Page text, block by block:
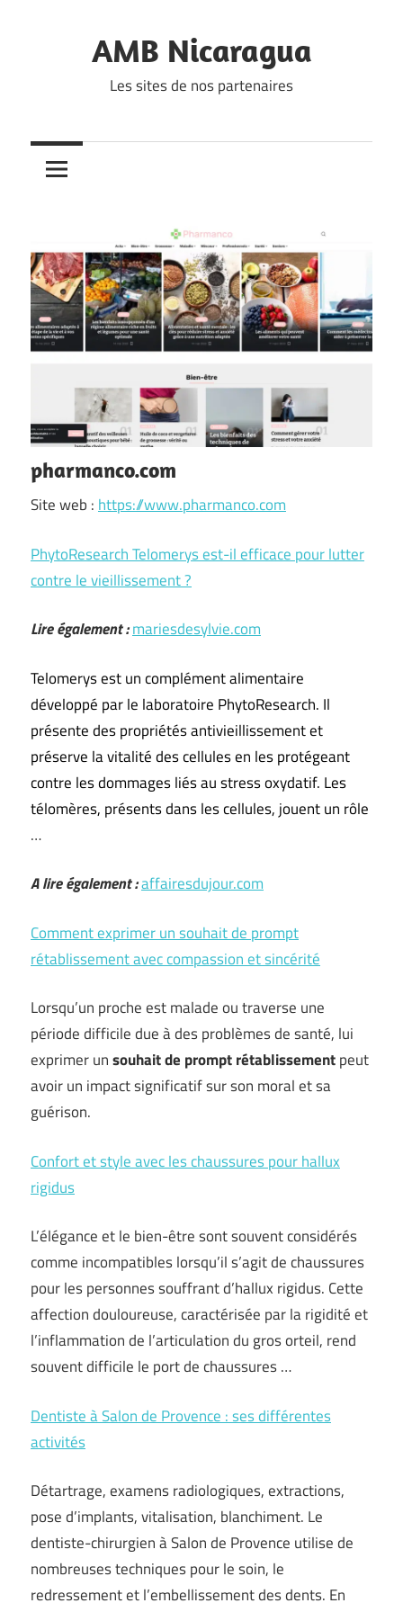
AMB Nicaragua
Les sites de nos partenaires
pharmanco.com
Site web : https://www.pharmanco.com
PhytoResearch Telomerys est-il efficace pour lutter
contre le vieillissement ?
Lire également :mariesdesylvie.com
Telomerys est un complément alimentaire
développé par le laboratoire PhytoResearch. Il
présente des propriétés antivieillissement et
préserve la vitalité des cellules en les protégeant
contre les dommages liés au stress oxydatif. Les
télomères, présents dans les cellules, jouent un rôle
…
A lire également :affairesdujour.com
Comment exprimer un souhait de prompt
rétablissement avec compassion et sincérité
Lorsqu’un proche est malade ou traverse une
période difficile due à des problèmes de santé, lui
exprimer unsouhait de prompt rétablissementpeut
avoir un impact significatif sur son moral et sa
guérison.
Confort et style avec les chaussures pour hallux
rigidus
L’élégance et le bien-être sont souvent considérés
comme incompatibles lorsqu’il s’agit de chaussures
pour les personnes souffrant d’hallux rigidus. Cette
affection douloureuse, caractérisée par la rigidité et
l’inflammation de l’articulation du gros orteil, rend
souvent difficile le port de chaussures …
Dentiste à Salon de Provence : ses différentes
activités
Détartrage, examens radiologiques, extractions,
pose d’implants, vitalisation, blanchiment. Le
dentiste-chirurgien à Salon de Provence utilise de
nombreuses techniques pour le soin, le
redressement et l’embellissement des dents. En